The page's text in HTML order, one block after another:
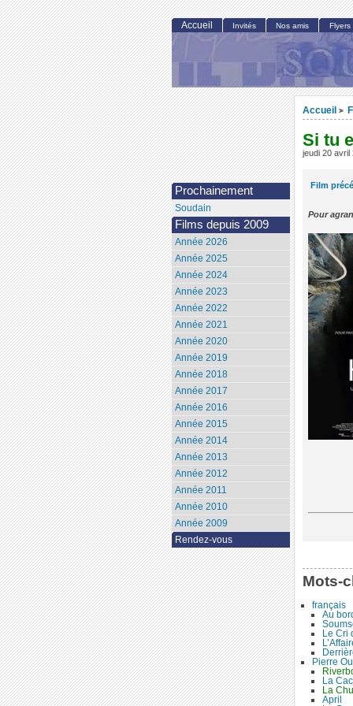
Accueil >
Si tu
jeudi 20 avril
Film
Pour
Mots-
français
Au
Le Cri
Pierre
La
La
April
Accueil Invités Nos amis Flyers
Prochainement
Soudain
Films depuis 2009
Année 2026
Année 2025
Année 2024
Année 2023
Année 2022
Année 2021
Année 2020
Année 2019
Année 2018
Année 2017
Année 2016
Année 2015
Année 2014
Année 2013
Année 2012
Année 2011
Année 2010
Année 2009
Rendez-vous